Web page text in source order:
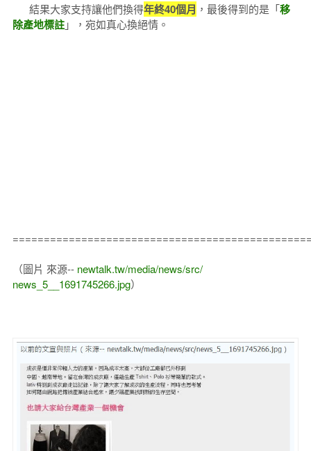
結果大家支持讓他們換得年終40個月 ，最後得到的是「移
除產地標註」，宛如真心換絕情。
（圖片 來源-- newtalk.tw/media/news/src/
news_5__1691745266.jpg）